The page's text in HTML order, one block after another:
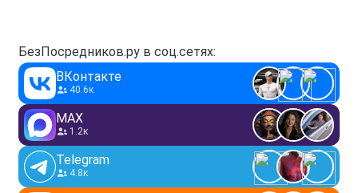
БезПосредников.ру в соц.сетях:
ВКонтакте
40.6к
MAX
1.2к
Telegram
4.8к